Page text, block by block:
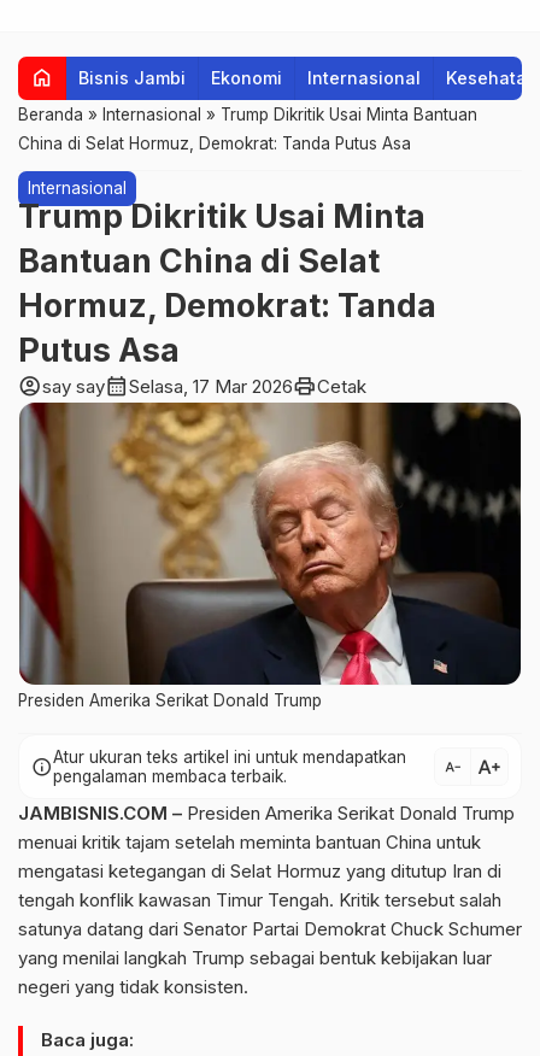
home Bisnis Jambi Ekonomi Internasional Kesehatan
Beranda » Internasional » Trump Dikritik Usai Minta Bantuan
China di Selat Hormuz, Demokrat: Tanda Putus Asa
Internasional
Trump Dikritik Usai Minta
Bantuan China di Selat
Hormuz, Demokrat: Tanda
Putus Asa
account_circlesay saycalendar_monthSelasa, 17 Mar 2026printCetak
Presiden Amerika Serikat Donald Trump
infoAtur ukuran teks artikel ini untuk mendapatkan
pengalaman membaca terbaik.
text_decrease text_increase
JAMBISNIS.COM – Presiden Amerika Serikat Donald Trump
menuai kritik tajam setelah meminta bantuan China untuk
mengatasi ketegangan di Selat Hormuz yang ditutup Iran di
tengah konflik kawasan Timur Tengah. Kritik tersebut salah
satunya datang dari Senator Partai Demokrat Chuck Schumer
yang menilai langkah Trump sebagai bentuk kebijakan luar
negeri yang tidak konsisten.
Baca juga: